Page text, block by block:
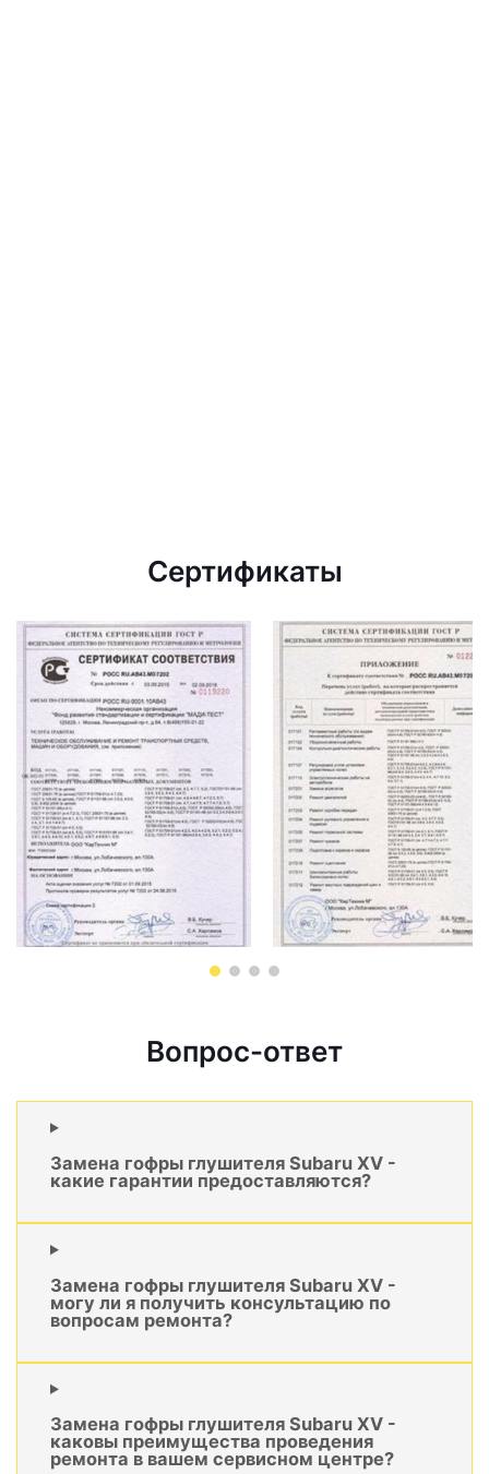
Сертификаты
Вопрос-ответ
Замена гофры глушителя Subaru XV -
какие гарантии предоставляются?
Замена гофры глушителя Subaru XV -
могу ли я получить консультацию по
вопросам ремонта?
Замена гофры глушителя Subaru XV -
каковы преимущества проведения
ремонта в вашем сервисном центре?